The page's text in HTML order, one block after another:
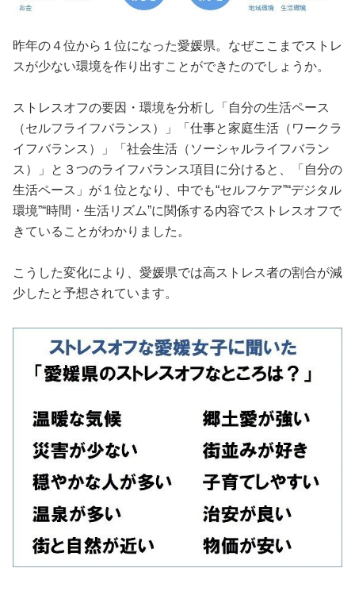
昨年の４位から１位になった愛媛県。なぜここまでストレ
スが少ない環境を作り出すことができたのでしょうか。
ストレスオフの要因・環境を分析し「自分の生活ペース
（セルフライフバランス）」「仕事と家庭生活（ワークラ
イフバランス）」「社会生活（ソーシャルライフバラン
ス）」と３つのライフバランス項目に分けると、「自分の
生活ペース」が１位となり、中でも“セルフケア”“デジタル
環境”“時間・生活リズム”に関係する内容でストレスオフで
きていることがわかりました。
こうした変化により、愛媛県では高ストレス者の割合が減
少したと予想されています。